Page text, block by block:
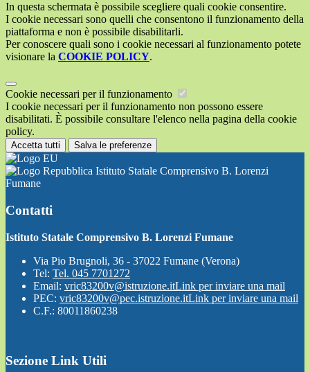
In questa schermata è possibile scegliere quali cookie consentire.
I cookie necessari sono quelli che consentono il funzionamento della
piattaforma e non è possibile disabilitarli.
Per conoscere quali sono i cookie necessari al funzionamento potete
visionare la COOKIE POLICY.
Cookie necessari per il funzionamento
I cookie necessari per il funzionamento non possono essere
disabilitati. È possibile consultare l'elenco nella pagina della cookie
policy.
Accetta tutti Salva le preferenze
Istituto Statale Comprensivo B. Lorenzi
Fumane
Contatti
Istituto Statale Comprensivo B. Lorenzi Fumane
Via Pio Brugnoli, 36 - 37022 Fumane (Verona)
Tel: Tel. 045 7701272
Email: vric83200v@istruzione.itLink per inviare una mail
PEC: vric83200v@pec.istruzione.itLink per inviare una mail
C.F.: 80011860238
Sezione Link Utili